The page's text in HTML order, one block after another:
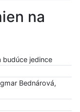
na
budúce jedince
Bednárová,